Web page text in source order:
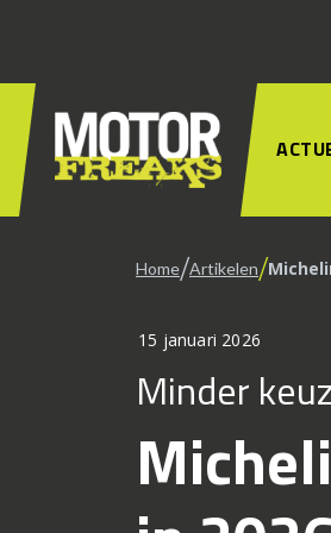
Home/Artikelen/
15 januari 2026
Minder